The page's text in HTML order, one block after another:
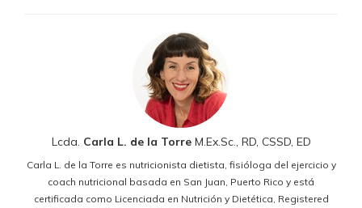
Lcda. Carla L. de la TorreM.Ex.Sc., RD, CSSD, ED
Carla L. de la Torre es nutricionista dietista, fisióloga del ejercicio y
coach nutricional basada en San Juan, Puerto Rico y está
certificada como Licenciada en Nutrición y Dietética, Registered